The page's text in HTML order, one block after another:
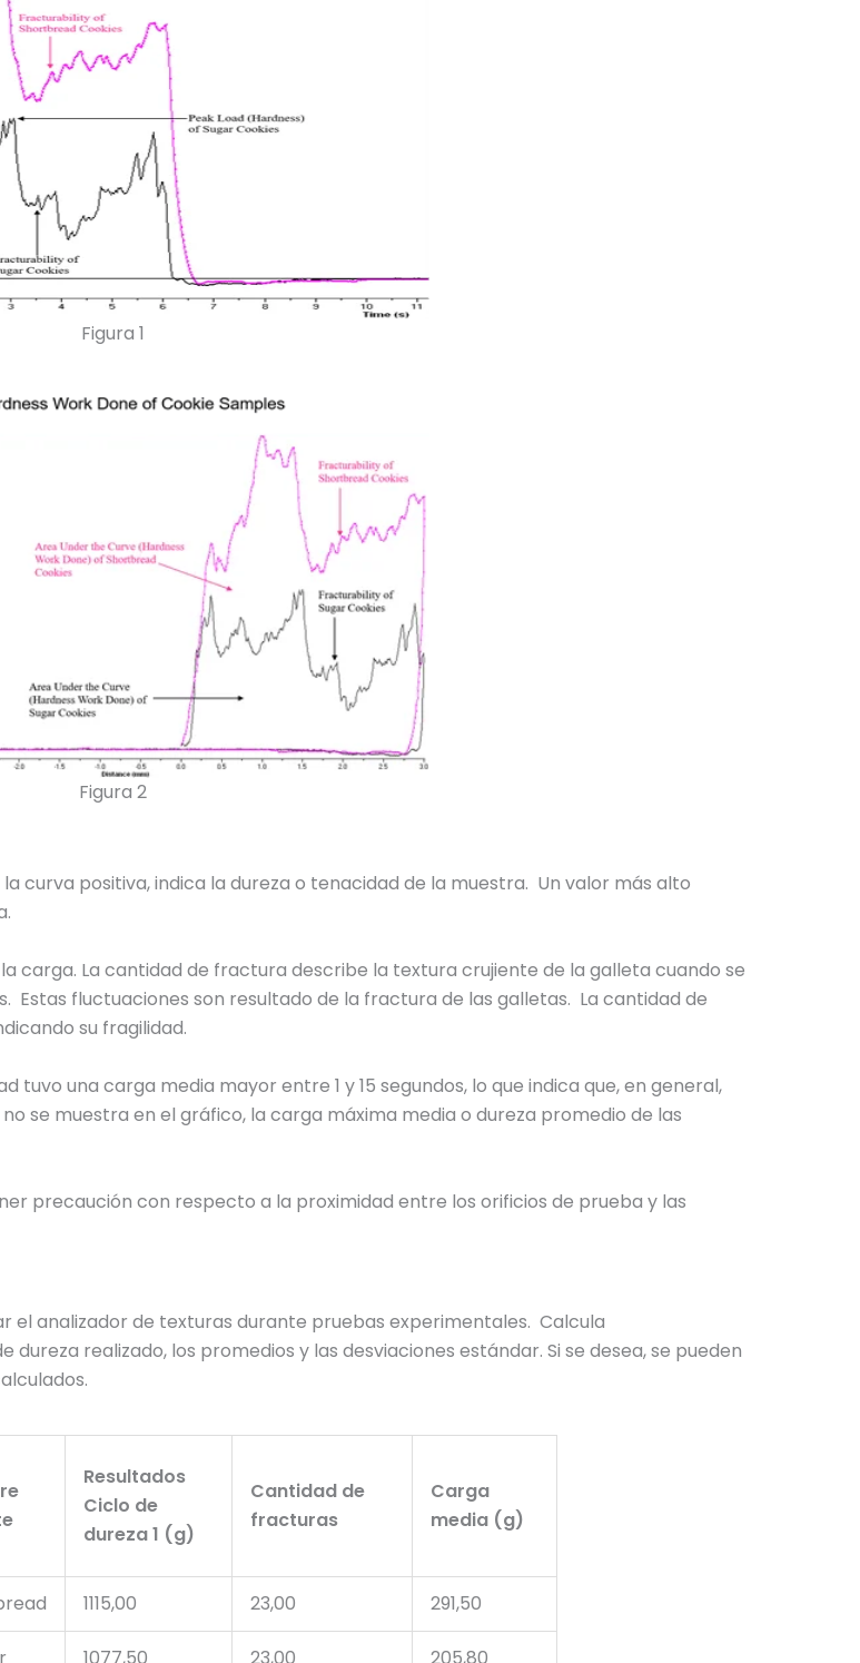
Figura 1
Figura 2
curva positiva, indica la dureza o tenacidad de la muestra. Un valor más alto
carga. La cantidad de fractura describe la textura crujiente de la galleta cuando se
Estas fluctuaciones son resultado de la fractura de las galletas. La cantidad de
su fragilidad.
una carga media mayor entre 1 y 15 segundos, lo que indica que, en general,
se muestra en el gráfico, la carga máxima media o dureza promedio de las
precaución con respecto a la proximidad entre los orificios de prueba y las
el analizador de texturas durante pruebas experimentales. Calcula
realizado, los promedios y las desviaciones estándar. Si se desea, se pueden
Resultados
Ciclo de
dureza 1 (g)
Cantidad de
fracturas
Carga
media (g)
1115,00 23,00 291,50
1077,50 23,00 205,80